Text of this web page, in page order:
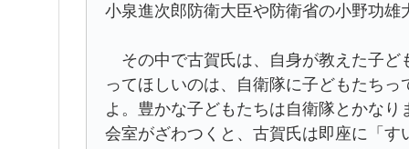
小泉進次郎防衛大臣や防衛省の小野功
その中で古賀氏は、自身が教えた子ど
ってほしいのは、自衛隊に子どもたち
よ。豊かな子どもたちは自衛隊とかな
会室がざわつくと、古賀氏は即座に「